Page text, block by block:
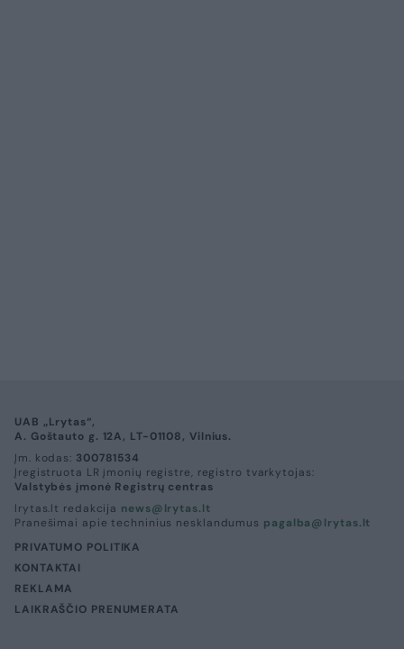
UAB „Lrytas“,
A. Goštauto g. 12A, LT-01108, Vilnius.
Įm. kodas: 300781534
Įregistruota LR įmonių registre, registro tvarkytojas:
Valstybės įmonė Registrų centras
lrytas.lt redakcija news@lrytas.lt
Pranešimai apie techninius nesklandumus pagalba@lrytas.lt
PRIVATUMO POLITIKA
KONTAKTAI
REKLAMA
LAIKRAŠČIO PRENUMERATA